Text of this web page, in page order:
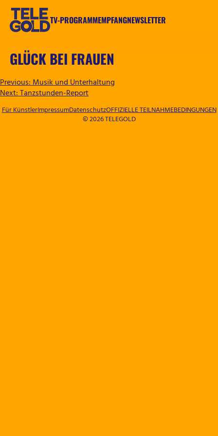
Zum
springen
TV-PROGRAMMEMPFANGNEWSLETTER
GLÜCK BEI FRAUEN
BEITRAGSNAVIGATION
Previous:Musik und Unterhaltung
Next:Tanzstunden-Report
© 2026 TELEGOLD
Für KünstlerImpressumDatenschutzOFFIZIELLE TEILNAHMEBEDINGUNGEN